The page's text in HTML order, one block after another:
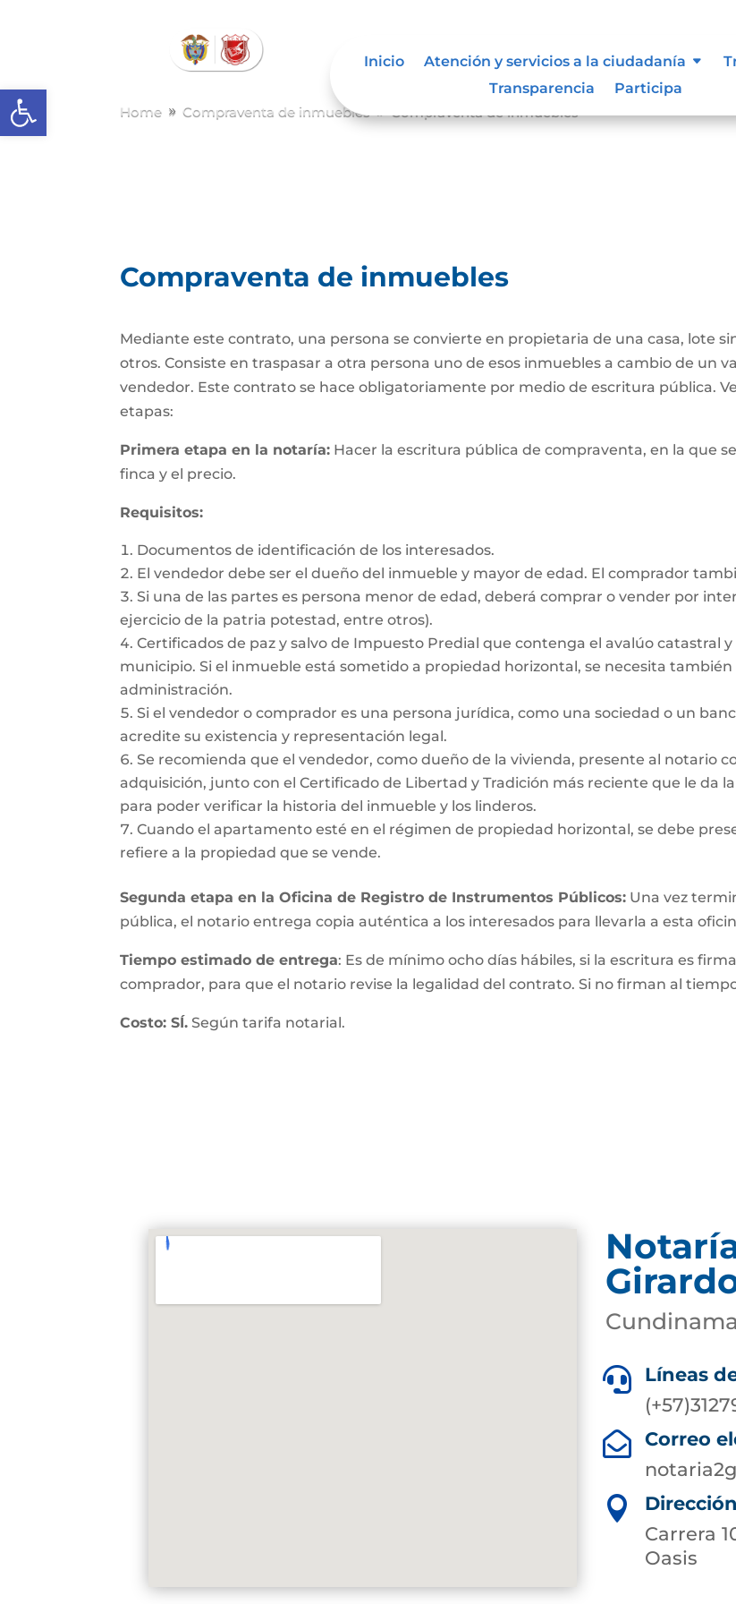
Abrir barra de herramientas
Inicio Atención y servicios a la ciudadanía
Transparencia
Participa
Home 9 Compraventa de inmuebles
Compraventa de inmuebles
Mediante este contrato, una persona se convierte en propietaria de una casa, lote
otros. Consiste en traspasar a otra persona uno de esos inmuebles a cambio de un
vendedor. Este contrato se hace obligatoriamente por medio de escritura pública.
etapas:
Primera etapa en la notaría: Hacer la escritura pública de compraventa, en la que
finca y el precio.
Requisitos:
Documentos de identificación de los interesados.
El vendedor debe ser el dueño del inmueble y mayor de edad. El comprador
Si una de las partes es persona menor de edad, deberá comprar o vender por
ejercicio de la patria potestad, entre otros).
Certificados de paz y salvo de Impuesto Predial que contenga el avalúo catastral
municipio. Si el inmueble está sometido a propiedad horizontal, se necesita
administración.
Si el vendedor o comprador es una persona jurídica, como una sociedad o un
acredite su existencia y representación legal.
Se recomienda que el vendedor, como dueño de la vivienda, presente al notario
adquisición, junto con el Certificado de Libertad y Tradición más reciente que le da
para poder verificar la historia del inmueble y los linderos.
Cuando el apartamento esté en el régimen de propiedad horizontal, se debe
refiere a la propiedad que se vende.
Segunda etapa en la Oficina de Registro de Instrumentos Públicos: Una vez
pública, el notario entrega copia auténtica a los interesados para llevarla a esta
Tiempo estimado de entrega: Es de mínimo ocho días hábiles, si la escritura es
comprador, para que el notario revise la legalidad del contrato. Si no firman al
Costo: SÍ. Según tarifa notarial.

Líneas

Correo

Carrera
Oasis